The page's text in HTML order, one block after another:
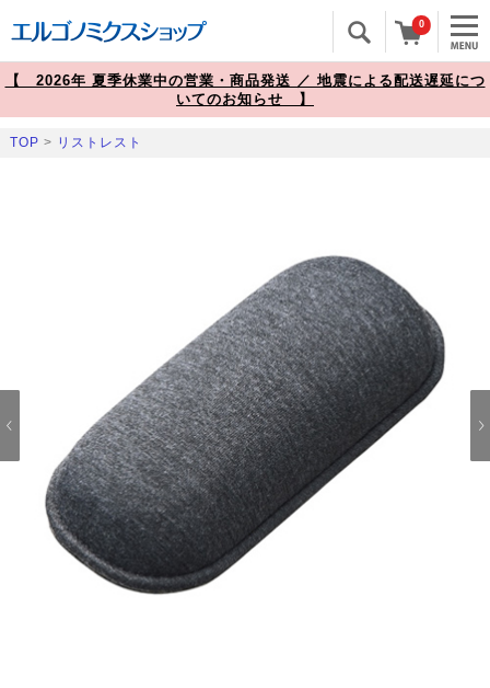
0
【 2026年 夏季休業中の営業・商品発送 ／ 地震による配送遅延につ
いてのお知らせ 】
TOP > リストレスト